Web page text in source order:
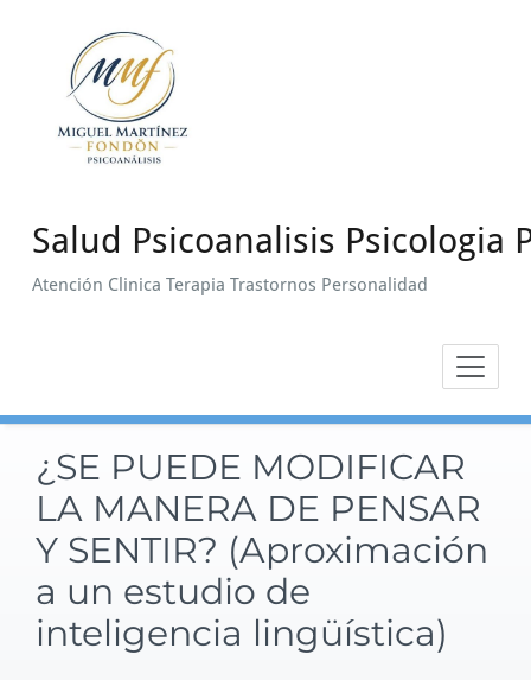
contenido
Salud Psicoanalisis Psicologia
Atención Clinica Terapia Trastornos Personalidad
¿SE PUEDE MODIFICAR
LA MANERA DE PENSAR
Y SENTIR? (Aproximación
a un estudio de
inteligencia lingüística)